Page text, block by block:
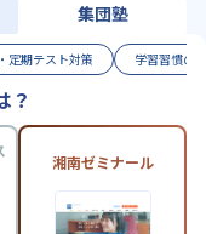
集団塾
定期テスト対策 学習習慣の
？
湘南ゼミナール